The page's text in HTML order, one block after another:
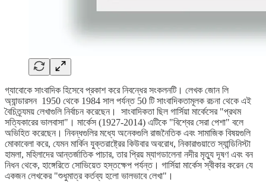
গ্যাবোকে সাংবাদিক হিসেবে প্রকাশ করে নিবন্ধের সংকলনটি। লেখক জোন লি
অ্যান্ডারসন 1950 থেকে 1984 সাল পর্যন্ত 50 টি সাংবাদিকতামূলক রচনা থেকে এই
বৈচিত্র্যময় লেখাগুলি নির্বাচন করেছেন। সাংবাদিকতা ছিল গার্সিয়া মার্কেসের "প্রথম
সত্যিকারের ভালবাসা"। মার্কেস (1927-2014) এটিকে "বিশ্বের সেরা পেশা" বলে
অভিহিত করেছেন। নিবন্ধগুলির মধ্যে অনেকগুলি রাজনৈতিক এবং সামাজিক বিষয়গুলি
মোকাবেলা করে, যেমন মার্কিন যুক্তরাষ্ট্রের কিউবার অবরোধ, নিকারাগুয়াতে স্যান্ডিনিস্টা
হামলা, মহিলাদের আন্তর্জাতিক পাচার, তার প্রিয় ম্যাগডালেনা নদীর মৃত্যু দূষণ এবং বন
নিধন থেকে, হাঙ্গেরিতে সোভিয়েত হস্তক্ষেপ পর্যন্ত। গার্সিয়া মার্কেস স্বীকার করেন যে
একজন লেখকের "শুধুমাত্র কর্তব্য হলো ভালভাবে লেখা"।